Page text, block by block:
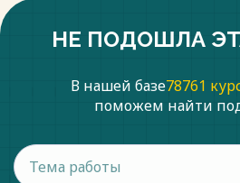
НЕ ПОДОШЛА
В нашей базе78761
поможем найти